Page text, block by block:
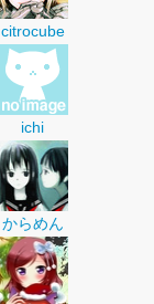
citrocube
ichi
からめん